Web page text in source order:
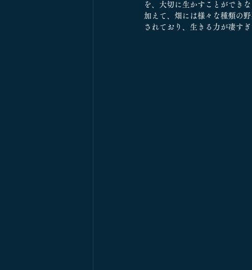
を、大切に生かすことができ
加えて、畑には様々な種類の
されており、生きる力が凄す